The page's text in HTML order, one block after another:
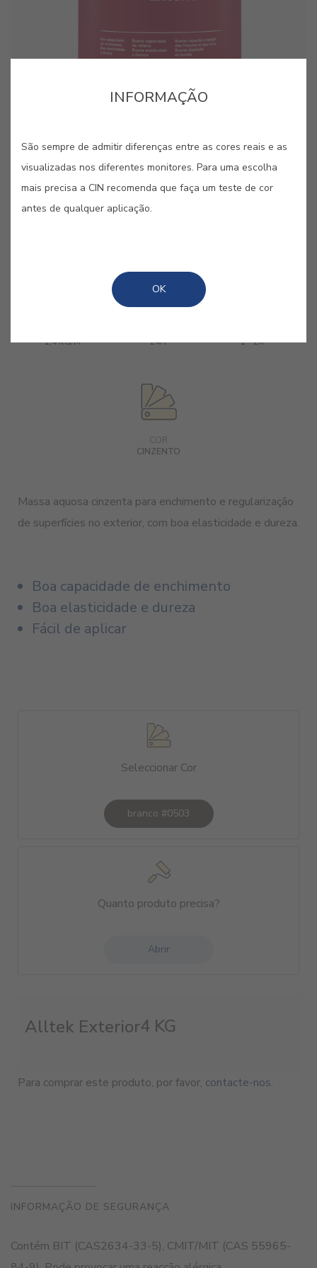
GUARDAR
PARTILHAR
1,4 KG/M
24H
1 - 2X
COR
CINZENTO
Massa aquosa cinzenta para enchimento e regularização
de superfícies no exterior, com boa elasticidade e dureza.
Boa capacidade de enchimento
Boa elasticidade e dureza
Fácil de aplicar
Seleccionar Cor
branco #0503
Quanto produto precisa?
Abrir
Alltek Exterior4 KG
Para comprar este produto, por favor, contacte-nos.
cartões, pintados com as nossas cores originais, são
bastante úteis quando se pretende “pintar antes de pintar”.
cartões, pintados com as nossas cores originais, são
bastante úteis quando se pretende “pintar antes de pintar”.
INFORMAÇÃO DE SEGURANÇA
Contém BIT (CAS2634-33-5), CMIT/MIT (CAS 55965-
INFORMAÇÃO
São sempre de admitir diferenças entre as cores reais e as
visualizadas nos diferentes monitores. Para uma escolha
mais precisa a CIN recomenda que faça um teste de cor
antes de qualquer aplicação.
OK